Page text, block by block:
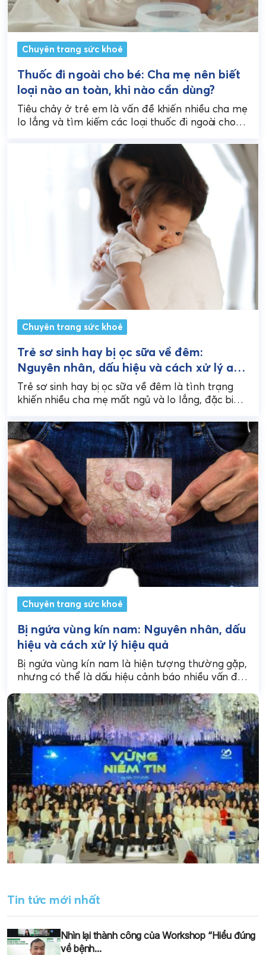
Chuyên trang sức khoẻ
Thuốc đi ngoài cho bé: Cha mẹ nên biết
loại nào an toàn, khi nào cần dùng?
Tiêu chảy ở trẻ em là vấn đề khiến nhiều cha mẹ
lo lắng và tìm kiếm các loại thuốc đi ngoài cho
Chuyên trang sức khoẻ
Trẻ sơ sinh hay bị ọc sữa về đêm:
Nguyên nhân, dấu hiệu và cách xử lý an
toàn
Trẻ sơ sinh hay bị ọc sữa về đêm là tình trạng
khiến nhiều cha mẹ mất ngủ và lo lắng, đặc biệt
Chuyên trang sức khoẻ
Bị ngứa vùng kín nam: Nguyên nhân, dấu
hiệu và cách xử lý hiệu quả
Bị ngứa vùng kín nam là hiện tượng thường gặp,
nhưng có thể là dấu hiệu cảnh báo nhiều vấn đề
Tin tức mới nhất
Nhìn lại thành công của Workshop “Hiểu đúng
về bệnh...